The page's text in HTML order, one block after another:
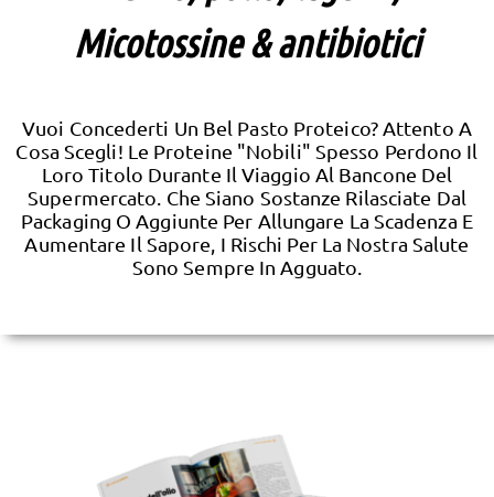
Micotossine & antibiotici
Vuoi Concederti Un Bel Pasto Proteico? Attento A
Cosa Scegli! Le Proteine "nobili" Spesso Perdono Il
Loro Titolo Durante Il Viaggio Al Bancone Del
Supermercato. Che Siano Sostanze Rilasciate Dal
Packaging O Aggiunte Per Allungare La Scadenza E
Aumentare Il Sapore, I Rischi Per La Nostra Salute
Sono Sempre In Agguato.